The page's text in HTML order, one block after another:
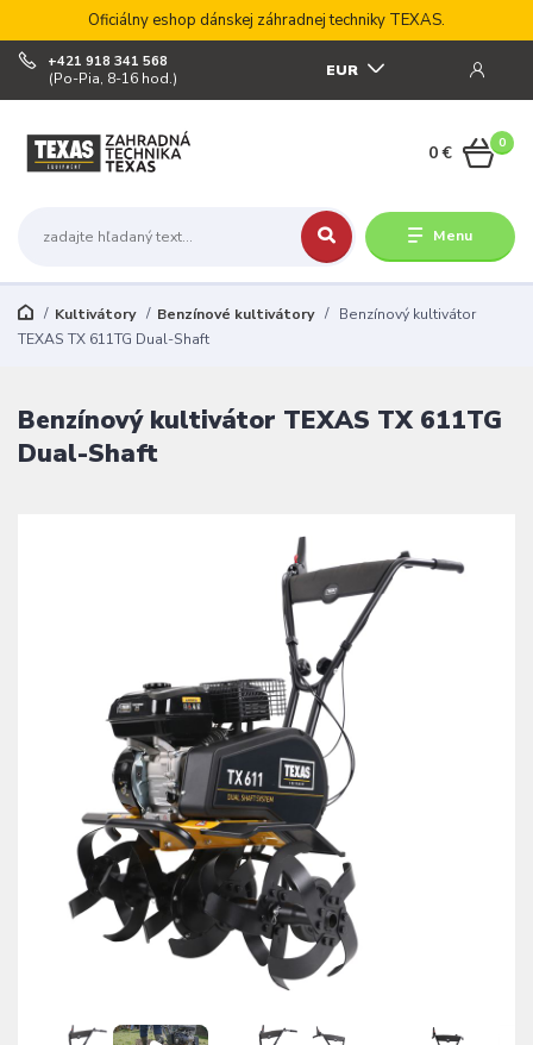
Oficiálny eshop dánskej záhradnej techniky TEXAS.
Menu
EUR
+421 918 341 568
(Po-Pia, 8-16 hod.)
0
0 €
Kultivátory Benzínové kultivátory
Benzínový kultivátor
TEXAS TX 611TG Dual-Shaft
Benzínový kultivátor TEXAS TX 611TG
Dual-Shaft